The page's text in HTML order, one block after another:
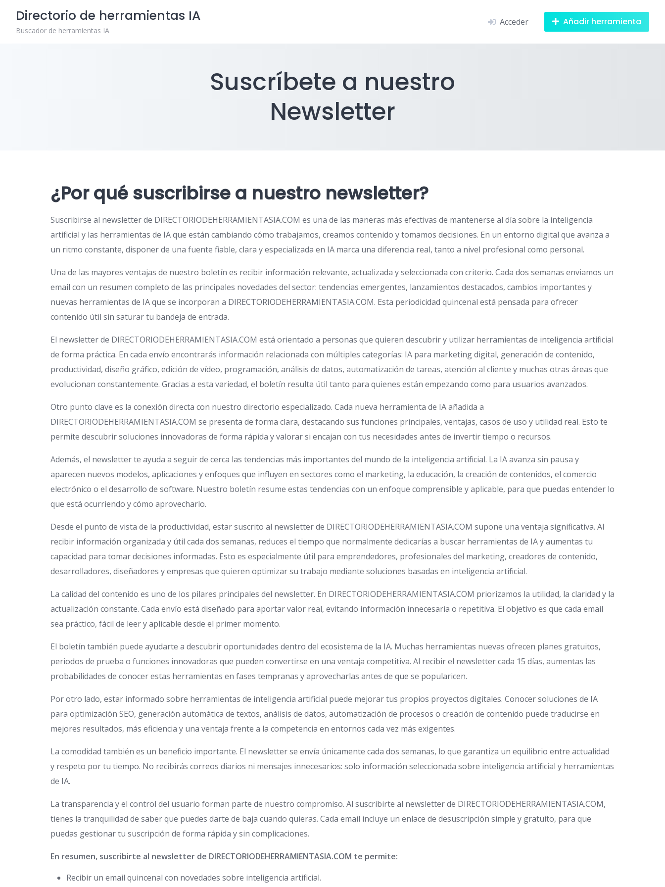
content
Directorio de herramientas IA
Buscador de herramientas IA
Acceder Añadir herramienta
Suscríbete a nuestro
Newsletter
¿Por qué suscribirse a nuestro newsletter?
Suscribirse al newsletter de DIRECTORIODEHERRAMIENTASIA.COM es una de las maneras más efectivas de mantenerse al día sobre la inteligencia
artificial y las herramientas de IA que están cambiando cómo trabajamos, creamos contenido y tomamos decisiones. En un entorno digital que avanza a
un ritmo constante, disponer de una fuente fiable, clara y especializada en IA marca una diferencia real, tanto a nivel profesional como personal.
Una de las mayores ventajas de nuestro boletín es recibir información relevante, actualizada y seleccionada con criterio. Cada dos semanas enviamos un
email con un resumen completo de las principales novedades del sector: tendencias emergentes, lanzamientos destacados, cambios importantes y
nuevas herramientas de IA que se incorporan a DIRECTORIODEHERRAMIENTASIA.COM. Esta periodicidad quincenal está pensada para ofrecer
contenido útil sin saturar tu bandeja de entrada.
El newsletter de DIRECTORIODEHERRAMIENTASIA.COM está orientado a personas que quieren descubrir y utilizar herramientas de inteligencia artificial
de forma práctica. En cada envío encontrarás información relacionada con múltiples categorías: IA para marketing digital, generación de contenido,
productividad, diseño gráfico, edición de vídeo, programación, análisis de datos, automatización de tareas, atención al cliente y muchas otras áreas que
evolucionan constantemente. Gracias a esta variedad, el boletín resulta útil tanto para quienes están empezando como para usuarios avanzados.
Otro punto clave es la conexión directa con nuestro directorio especializado. Cada nueva herramienta de IA añadida a
DIRECTORIODEHERRAMIENTASIA.COM se presenta de forma clara, destacando sus funciones principales, ventajas, casos de uso y utilidad real. Esto te
permite descubrir soluciones innovadoras de forma rápida y valorar si encajan con tus necesidades antes de invertir tiempo o recursos.
Además, el newsletter te ayuda a seguir de cerca las tendencias más importantes del mundo de la inteligencia artificial. La IA avanza sin pausa y
aparecen nuevos modelos, aplicaciones y enfoques que influyen en sectores como el marketing, la educación, la creación de contenidos, el comercio
electrónico o el desarrollo de software. Nuestro boletín resume estas tendencias con un enfoque comprensible y aplicable, para que puedas entender lo
que está ocurriendo y cómo aprovecharlo.
Desde el punto de vista de la productividad, estar suscrito al newsletter de DIRECTORIODEHERRAMIENTASIA.COM supone una ventaja significativa. Al
recibir información organizada y útil cada dos semanas, reduces el tiempo que normalmente dedicarías a buscar herramientas de IA y aumentas tu
capacidad para tomar decisiones informadas. Esto es especialmente útil para emprendedores, profesionales del marketing, creadores de contenido,
desarrolladores, diseñadores y empresas que quieren optimizar su trabajo mediante soluciones basadas en inteligencia artificial.
La calidad del contenido es uno de los pilares principales del newsletter. En DIRECTORIODEHERRAMIENTASIA.COM priorizamos la utilidad, la claridad y la
actualización constante. Cada envío está diseñado para aportar valor real, evitando información innecesaria o repetitiva. El objetivo es que cada email
sea práctico, fácil de leer y aplicable desde el primer momento.
El boletín también puede ayudarte a descubrir oportunidades dentro del ecosistema de la IA. Muchas herramientas nuevas ofrecen planes gratuitos,
periodos de prueba o funciones innovadoras que pueden convertirse en una ventaja competitiva. Al recibir el newsletter cada 15 días, aumentas las
probabilidades de conocer estas herramientas en fases tempranas y aprovecharlas antes de que se popularicen.
Por otro lado, estar informado sobre herramientas de inteligencia artificial puede mejorar tus propios proyectos digitales. Conocer soluciones de IA
para optimización SEO, generación automática de textos, análisis de datos, automatización de procesos o creación de contenido puede traducirse en
mejores resultados, más eficiencia y una ventaja frente a la competencia en entornos cada vez más exigentes.
La comodidad también es un beneficio importante. El newsletter se envía únicamente cada dos semanas, lo que garantiza un equilibrio entre actualidad
y respeto por tu tiempo. No recibirás correos diarios ni mensajes innecesarios: solo información seleccionada sobre inteligencia artificial y herramientas
de IA.
La transparencia y el control del usuario forman parte de nuestro compromiso. Al suscribirte al newsletter de DIRECTORIODEHERRAMIENTASIA.COM,
tienes la tranquilidad de saber que puedes darte de baja cuando quieras. Cada email incluye un enlace de desuscripción simple y gratuito, para que
puedas gestionar tu suscripción de forma rápida y sin complicaciones.
En resumen, suscribirte al newsletter de DIRECTORIODEHERRAMIENTASIA.COM te permite:
Recibir un email quincenal con novedades sobre inteligencia artificial.